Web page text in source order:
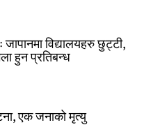
जापानमा विद्यालयहरु छुट्टी,
हुन प्रतिबन्ध
एक जनाको मृत्यु